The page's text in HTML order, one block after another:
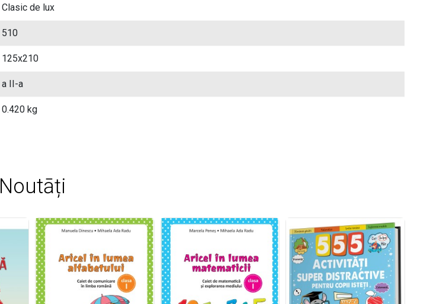
Clasic de lux
510
125x210
a II-a
0.420 kg
Noutāți